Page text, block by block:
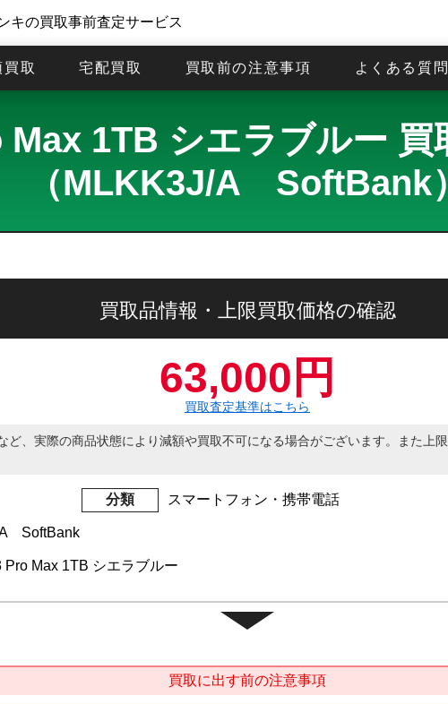
キの買取事前査定サービス
買取 宅配買取 買取前の注意事項 よくある質
1TB シエラブルー 買
（MLKK3J/A SoftBank
買取品情報・上限買取価格の確認
63,000円
買取査定基準はこちら
ど、実際の商品状態により減額や買取不可になる場合がございます。また上
分類 スマートフォン・携帯電話
SoftBank
Pro Max 1TB シエラブルー
買取に出す前の注意事項